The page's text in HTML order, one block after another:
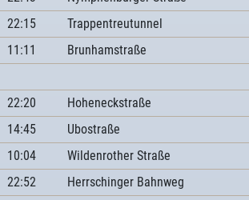
22:15 Trappentreutunnel
11:11 Brunhamstraße
22:20 Hoheneckstraße
14:45 Ubostraße
10:04 Wildenrother Straße
22:52 Herrschinger Bahnweg